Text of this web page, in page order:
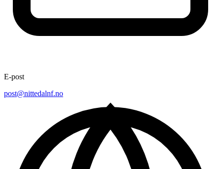
E-post
post@nittedalnf.no